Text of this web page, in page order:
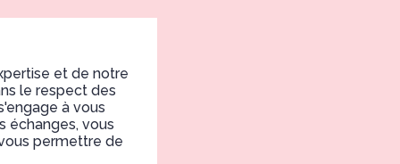
et de notre
le respect des
à vous
échanges, vous
permettre de